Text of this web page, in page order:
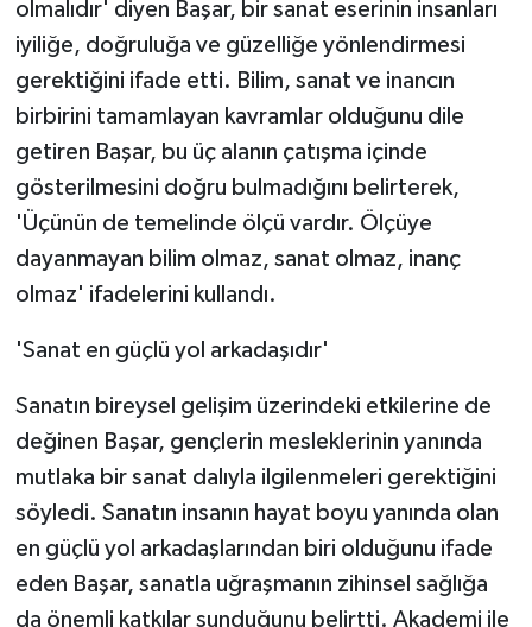
olmalıdır' diyen Başar, bir sanat eserinin insanları
iyiliğe, doğruluğa ve güzelliğe yönlendirmesi
gerektiğini ifade etti. Bilim, sanat ve inancın
birbirini tamamlayan kavramlar olduğunu dile
getiren Başar, bu üç alanın çatışma içinde
gösterilmesini doğru bulmadığını belirterek,
'Üçünün de temelinde ölçü vardır. Ölçüye
dayanmayan bilim olmaz, sanat olmaz, inanç
olmaz' ifadelerini kullandı.
'Sanat en güçlü yol arkadaşıdır'
Sanatın bireysel gelişim üzerindeki etkilerine de
değinen Başar, gençlerin mesleklerinin yanında
mutlaka bir sanat dalıyla ilgilenmeleri gerektiğini
söyledi. Sanatın insanın hayat boyu yanında olan
en güçlü yol arkadaşlarından biri olduğunu ifade
eden Başar, sanatla uğraşmanın zihinsel sağlığa
da önemli katkılar sunduğunu belirtti. Akademi ile